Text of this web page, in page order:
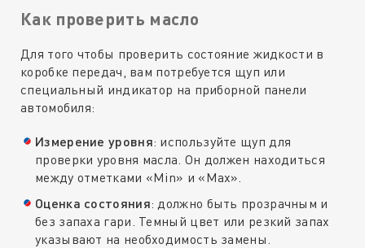
Как проверить масло
Для того чтобы проверить состояние жидкости в
коробке передач, вам потребуется щуп или
специальный индикатор на приборной панели
автомобиля:
Измерение уровня: используйте щуп для
проверки уровня масла. Он должен находиться
между отметками «Min» и «Max».
Оценка состояния: должно быть прозрачным и
без запаха гари. Темный цвет или резкий запах
указывают на необходимость замены.